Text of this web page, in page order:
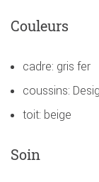
Couleurs
cadre: gris fer
coussins:
toit: beige
Soin